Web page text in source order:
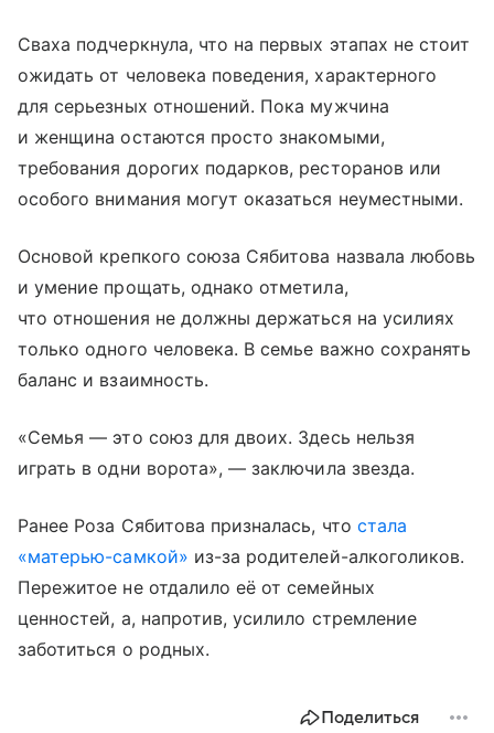
Сваха подчеркнула, что на первых этапах не стоит
ожидать от человека поведения, характерного
для серьезных отношений. Пока мужчина
и женщина остаются просто знакомыми,
требования дорогих подарков, ресторанов или
особого внимания могут оказаться неуместными.
Основой крепкого союза Сябитова назвала любовь
и умение прощать, однако отметила,
что отношения не должны держаться на усилиях
только одного человека. В семье важно сохранять
баланс и взаимность.
«Семья — это союз для двоих. Здесь нельзя
играть в одни ворота», — заключила звезда.
Ранее Роза Сябитова призналась, что стала
«матерью-самкой» из-за родителей-алкоголиков.
Пережитое не отдалило её от семейных
ценностей, а, напротив, усилило стремление
заботиться о родных.
Поделиться